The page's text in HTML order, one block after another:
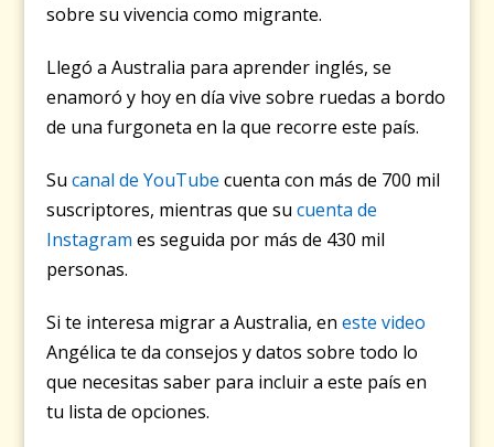
sobre su vivencia como migrante.
Llegó a Australia para aprender inglés, se
enamoró y hoy en día vive sobre ruedas a bordo
de una furgoneta en la que recorre este país.
Sucanal de YouTube cuenta con más de 700 mil
suscriptores, mientras que sucuenta de
Instagram es seguida por más de 430 mil
personas.
Si te interesa migrar a Australia, eneste video
Angélica te da consejos y datos sobre todo lo
que necesitas saber para incluir a este país en
tu lista de opciones.